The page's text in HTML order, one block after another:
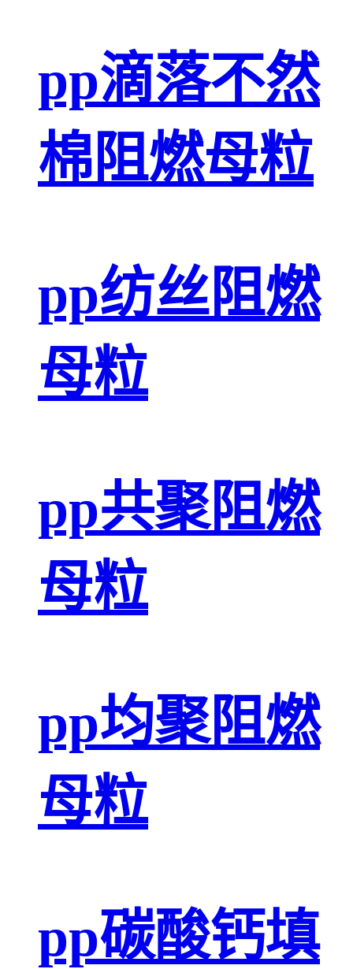
pp滴落不然
棉阻燃母粒
pp纺丝阻燃
母粒
pp共聚阻燃
母粒
pp均聚阻燃
母粒
pp碳酸钙填